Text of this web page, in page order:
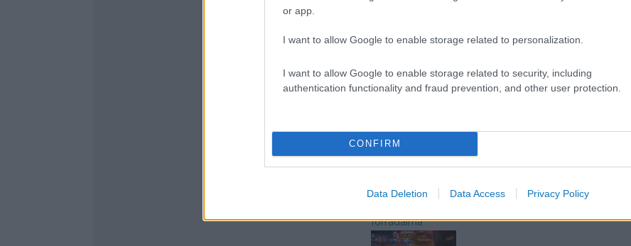
or app.
I want to allow Google to enable storage related to personalization.
I want to allow Google to enable storage related to security, including
authentication functionality and fraud prevention, and other user protection.
CONFIRM
Data Deletion Data Access Privacy Policy
Az egygyermekes politika és Kína gazdasági
Japán sebességre kapcsol – A gyorsvasút
forradalma